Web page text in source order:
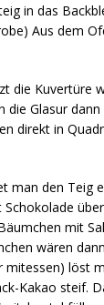
in das
Aus dem
die Kuvertüre
die Glasur
direkt in
man den Teig
mit
wären
mitessen) löst
Kakao steif.